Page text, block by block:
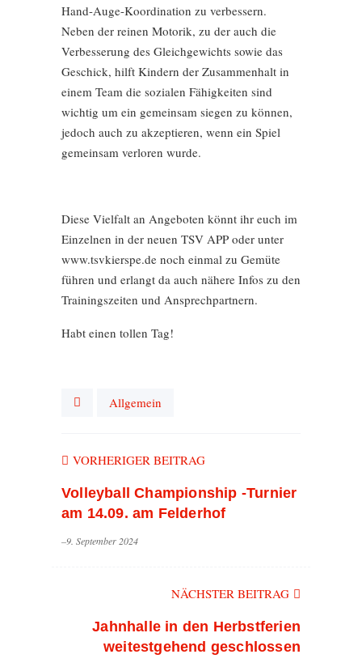
Hand-Auge-Koordination zu verbessern.
Neben der reinen Motorik, zu der auch die
Verbesserung des Gleichgewichts sowie das
Geschick, hilft Kindern der Zusammenhalt in
einem Team die sozialen Fähigkeiten sind
wichtig um ein gemeinsam siegen zu können,
jedoch auch zu akzeptieren, wenn ein Spiel
gemeinsam verloren wurde.
Diese Vielfalt an Angeboten könnt ihr euch im
Einzelnen in der neuen TSV APP oder unter
www.tsvkierspe.de noch einmal zu Gemüte
führen und erlangt da auch nähere Infos zu den
Trainingszeiten und Ansprechpartnern.
Habt einen tollen Tag!
Allgemein
VORHERIGER BEITRAG
Volleyball Championship -Turnier
am 14.09. am Felderhof
–9. September 2024
NÄCHSTER BEITRAG
Jahnhalle in den Herbstferien
weitestgehend geschlossen